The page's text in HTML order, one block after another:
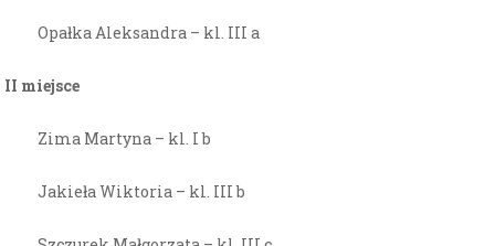
Opałka Aleksandra – kl. III a
II miejsce
Zima Martyna – kl. I b
Jakieła Wiktoria – kl. III b